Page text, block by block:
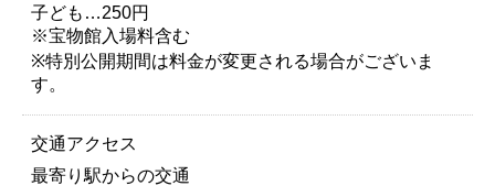
子ども…250円
※宝物館入場料含む
※特別公開期間は料金が変更される場合がございま
す。
交通アクセス
最寄り駅からの交通